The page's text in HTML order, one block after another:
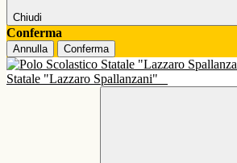
Chiudi
Conferma
Annulla Conferma
Statale "Lazzaro Spallanzani"